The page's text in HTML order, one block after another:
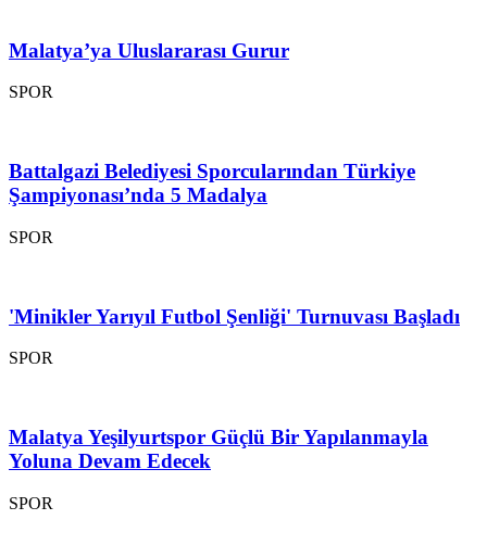
Malatya’ya Uluslararası Gurur
SPOR
Battalgazi Belediyesi Sporcularından Türkiye
Şampiyonası’nda 5 Madalya
SPOR
'Minikler Yarıyıl Futbol Şenliği' Turnuvası Başladı
SPOR
Malatya Yeşilyurtspor Güçlü Bir Yapılanmayla
Yoluna Devam Edecek
SPOR